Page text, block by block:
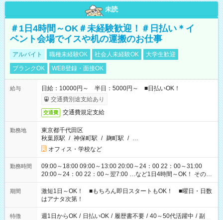
未読
＃1日4時間～OK＃未経験歓迎！＃日払い＊イ
ベント会場でイスや机の運搬のお仕事
アルバイト 職種未経験OK 社会人未経験OK
大学生歓迎
ブランクOK
WEB登録・面接OK
給与
日給：10000円～ 半日：5000円～ ■日払いOK！
交通費別途支給あり
交通費 交通費規定支給
勤務地
東京都千代田区
秋葉原駅 / 神保町駅 / 麹町駅 / …
オフィス・学校など
勤務時間
09:00～18:00 09:00～13:00 20:00～24：00 22：00～31:00
20:00～24：00 22：00～翌7:00 …など1日4時間～OK！ その他
シフトもございます！ お気軽にご相談ください！
期間
激短1日～OK！ ■もちろん即日スタートもOK！ ■曜日・日数
はアナタ次第！
特徴 週1日からOK / 日払いOK / 履歴書不要 / 40～50代活躍中 / 副